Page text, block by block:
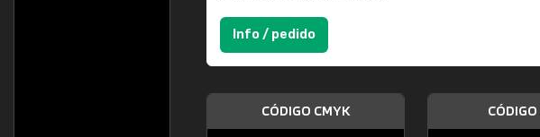
Info / pedido
CÓDIGO CMYK CÓDIGO